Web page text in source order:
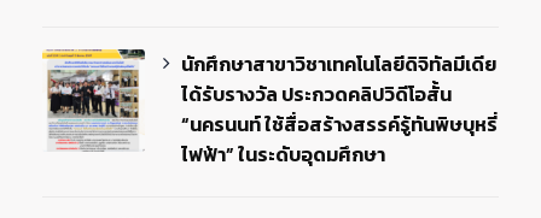
นักศึกษาสาขาวิชาเทคโนโลยีดิจิทัลมีเดีย
ได้รับรางวัล ประกวดคลิปวิดีโอสั้น
“นครนนท์ ใช้สื่อสร้างสรรค์รู้ทันพิษบุหรี่
ไฟฟ้า” ในระดับอุดมศึกษา